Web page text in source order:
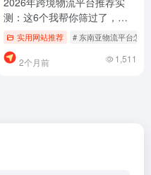
# 电子产品哪个好用 # 电子产品导航
测：这6个我帮你筛过了，少
踩坑实用网站推荐 # 东南亚物流平台怎么
2个月前 1,511